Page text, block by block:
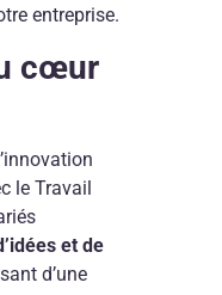
entreprise.
cœur
le Travail
et de
d’une